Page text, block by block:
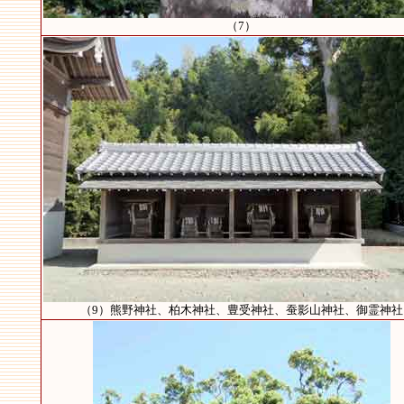
（7）
（9）熊野神社、柏木神社、豊受神社、蚕影山神社、御霊神社